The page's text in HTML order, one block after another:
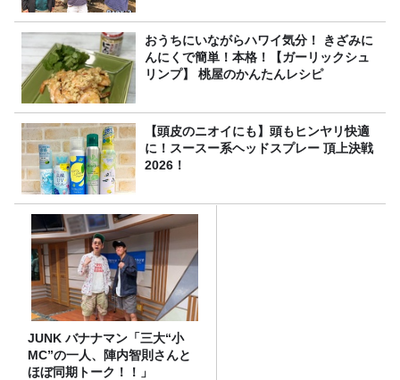
おうちにいながらハワイ気分！ きざみに
んにくで簡単！本格！【ガーリックシュ
リンプ】 桃屋のかんたんレシピ
【頭皮のニオイにも】頭もヒンヤリ快適
に！スースー系ヘッドスプレー 頂上決戦
2026！
JUNK バナナマン「三大“小
MC”の一人、陣内智則さんと
ほぼ同期トーク！！」